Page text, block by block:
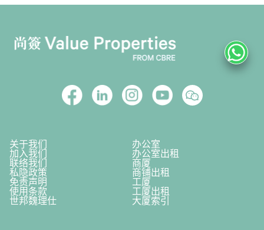
关于我们 办公室
加入我们 办公室出租
联络我们 商厦
私隐政策 商铺出租
免责声明 工厦
使用条款 工厦出租
世邦魏理仕 大厦索引